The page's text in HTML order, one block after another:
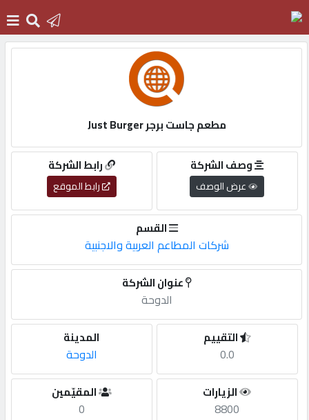
التسجيل
English
أضف
طلب
مطعم جاست برجر Just Burger
رابط الشركة
رابط الموقع
وصف الشركة
عرض الوصف
القسم
شركات المطاعم العربية والاجنبية
عنوان الشركة
الدوحة
المدينة
الدوحة
التقييم
0.0
المقيّمين
0
الزيارات
8800